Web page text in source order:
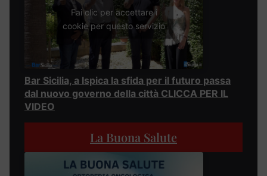
Fai clic per accettare i
cookie per questo servizio
Bar Sicilia, a Ispica la sfida per il futuro passa
dal nuovo governo della città CLICCA PER IL
VIDEO
La Buona Salute